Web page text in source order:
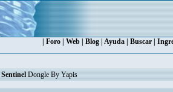
Foro| Web| Blog| Ayuda| Buscar|
Sentinel Dongle By Yapis